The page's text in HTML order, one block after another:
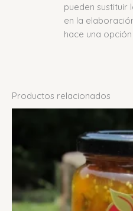
pueden sustituir
en la
hace una
Productos relacionados